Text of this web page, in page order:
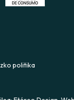
politika